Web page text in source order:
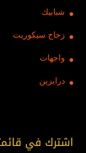
شبابيك
زجاج سيكوريت
واجهات
درابزين
اشترك في